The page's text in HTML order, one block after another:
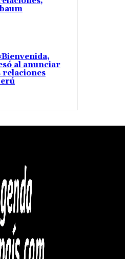
al anunciar
relaciones